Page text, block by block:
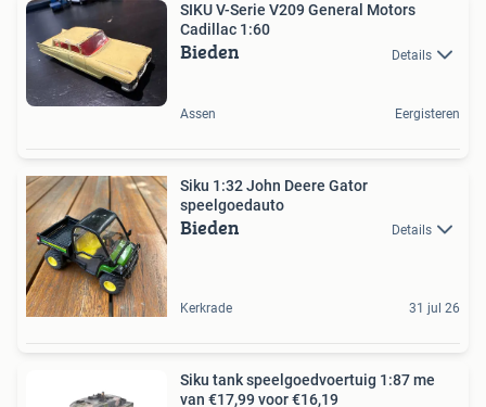
SIKU V-Serie V209 General Motors
Cadillac 1:60
Bieden Details
Assen Eergisteren
Siku 1:32 John Deere Gator
speelgoedauto
Bieden Details
Kerkrade 31 jul 26
Siku tank speelgoedvoertuig 1:87 me
van €17,99 voor €16,19